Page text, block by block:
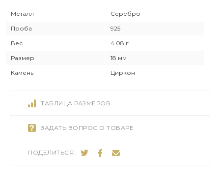
Металл
Серебро
Проба
925
Вес
4.08 г
Размер
18 мм
Камень
Циркон
ТАБЛИЦА РАЗМЕРОВ
ЗАДАТЬ ВОПРОС О ТОВАРЕ
ПОДЕЛИТЬСЯ: